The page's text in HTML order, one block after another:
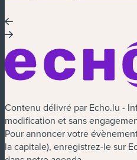
Contenu délivré par Echo.lu -
modification et sans
Pour annoncer votre
la capitale), enregistrez-le sur